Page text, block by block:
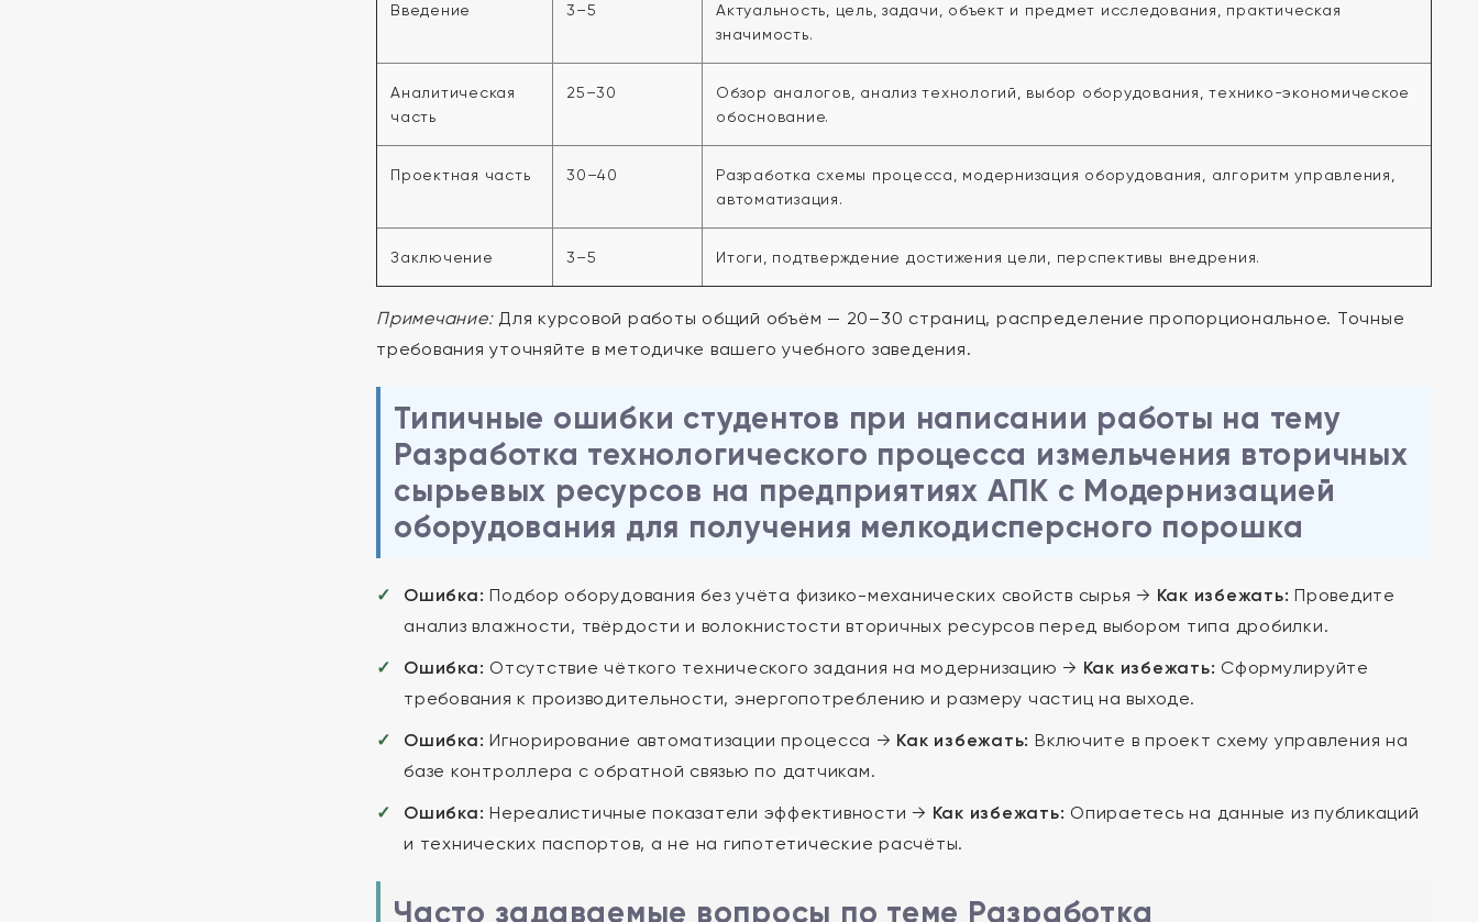
Введение 3–5
Актуальность, цель, задачи, объект и предмет исследования, практическая
значимость.
Аналитическая
часть
25–30
Обзор аналогов, анализ технологий, выбор оборудования, технико-экономическое
обоснование.
Проектная часть 30–40
Разработка схемы процесса, модернизация оборудования, алгоритм управления,
автоматизация.
Заключение 3–5 Итоги, подтверждение достижения цели, перспективы внедрения.
Примечание:Для курсовой работы общий объём — 20–30 страниц, распределение пропорциональное. Точные
требования уточняйте в методичке вашего учебного заведения.
Типичные ошибки студентов при написании работы на тему
Разработка технологического процесса измельчения вторичных
сырьевых ресурсов на предприятиях АПК с Модернизацией
оборудования для получения мелкодисперсного порошка
Ошибка: Подбор оборудования без учёта физико-механических свойств сырья → Как избежать: Проведите
анализ влажности, твёрдости и волокнистости вторичных ресурсов перед выбором типа дробилки.
Ошибка: Отсутствие чёткого технического задания на модернизацию → Как избежать: Сформулируйте
требования к производительности, энергопотреблению и размеру частиц на выходе.
Ошибка: Игнорирование автоматизации процесса → Как избежать: Включите в проект схему управления на
базе контроллера с обратной связью по датчикам.
Ошибка: Нереалистичные показатели эффективности → Как избежать: Опираетесь на данные из публикаций
и технических паспортов, а не на гипотетические расчёты.
Часто задаваемые вопросы по теме Разработка